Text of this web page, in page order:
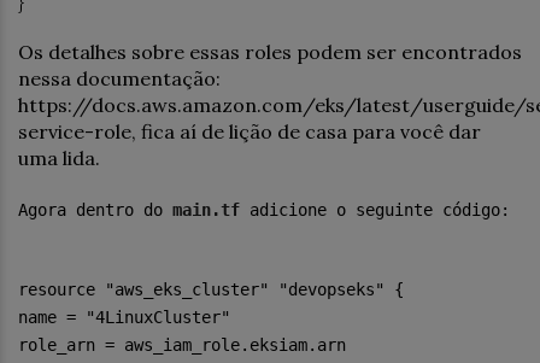
Os detalhes sobre essas roles podem ser encontrados
nessa documentação:
https://docs.aws.amazon.com/eks/latest/userguide/
service-role, fica aí de lição de casa para você dar
uma lida.
Agora dentro do main.tf adicione o seguinte código:
resource "aws_eks_cluster" "devopseks" {
name = "4LinuxCluster"
role_arn = aws_iam_role.eksiam.arn